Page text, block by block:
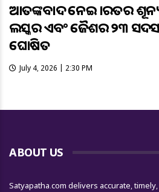
ଆତଙ୍କବାଦ ନେଇ ଭାରତର
ଲସ୍କର ଏବଂ ଜୈଶର ୨୩
ଘୋଷିତ
July 4, 2026 | 2:30 PM
ABOUT US
Satyapatha.com delivers accurate,